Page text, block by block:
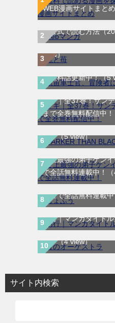
WEB漫画サイトまとめ
WEB漫画サイト一覧
を公式で読む方法（
龍と苺｜最新刊第4巻
式マンガアプリ＿サ
view）
航宙軍士官、冒険者
第5巻まで無料で読
次無料話更新中！（5
マギ｜全37巻！サン
まで全巻無料配信中！
DARKER THAN
結！マンガUP!で最終
中！（5 view）
史上最強の弟子ケン
で全話無料連載中！
じょふう｜最新刊第1
話まで全話無料連載
あ行｜マンガタイト
青のオーケストラ｜
載中（4 view）
サイト内検索